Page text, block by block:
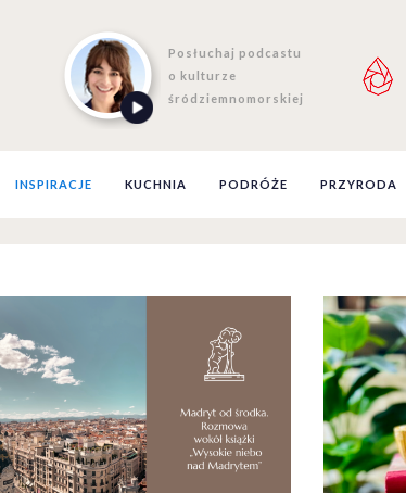
Posłuchaj podcastu
o kulturze
śródziemnomorskiej
INSPIRACJE KUCHNIA PODRÓŻE PRZYRODA